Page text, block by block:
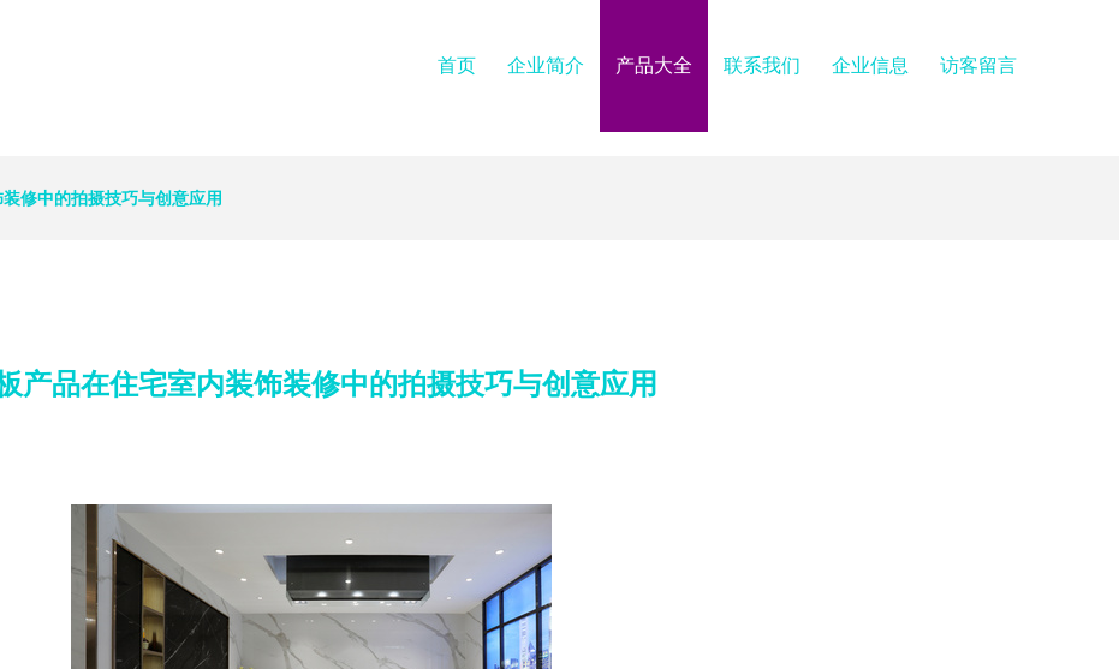
首页 企业简介 产品大全 联系我们 企业信息 访客留言
修中的拍摄技巧与创意应用
产品在住宅室内装饰装修中的拍摄技巧与创意应用